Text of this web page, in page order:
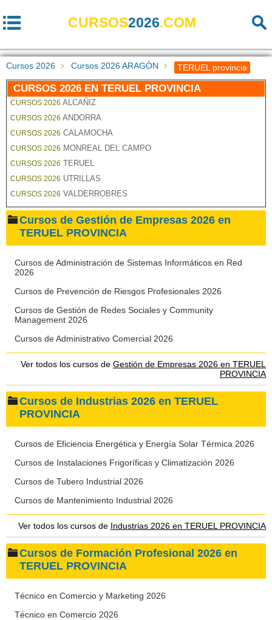
CURSOS2026.COM
Cursos 2026 Cursos 2026 ARAGÓN TERUEL provincia
CURSOS 2026 EN TERUEL PROVINCIA
CURSOS 2026 ALCAÑIZ
CURSOS 2026 ANDORRA
CURSOS 2026 CALAMOCHA
CURSOS 2026 MONREAL DEL CAMPO
CURSOS 2026 TERUEL
CURSOS 2026 UTRILLAS
CURSOS 2026 VALDERROBRES
Cursos de Gestión de Empresas 2026 en
TERUEL PROVINCIA
Cursos de Administración de Sistemas Informáticos en Red
2026
Cursos de Prevención de Riesgos Profesionales 2026
Cursos de Gestión de Redes Sociales y Community
Management 2026
Cursos de Administrativo Comercial 2026
Ver todos los cursos de Gestión de Empresas 2026 en TERUEL
PROVINCIA
Cursos de Industrias 2026 en TERUEL
PROVINCIA
Cursos de Eficiencia Energética y Energía Solar Térmica 2026
Cursos de Instalaciones Frigoríficas y Climatización 2026
Cursos de Tubero Industrial 2026
Cursos de Mantenimiento Industrial 2026
Ver todos los cursos de Industrias 2026 en TERUEL PROVINCIA
Cursos de Formación Profesional 2026 en
TERUEL PROVINCIA
Técnico en Comercio y Marketing 2026
Técnico en Comercio 2026